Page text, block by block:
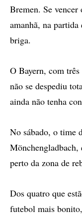
Bremen. Se
amanhã, na partida
briga.
O Bayern, com
não se despediu
ainda não tenha
No sábado, o time
Mönchengladbach,
perto da zona de
Dos quatro que
futebol mais